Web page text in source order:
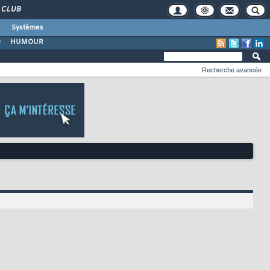
CLUB
Systèmes
HUMOUR
Recherche avancée